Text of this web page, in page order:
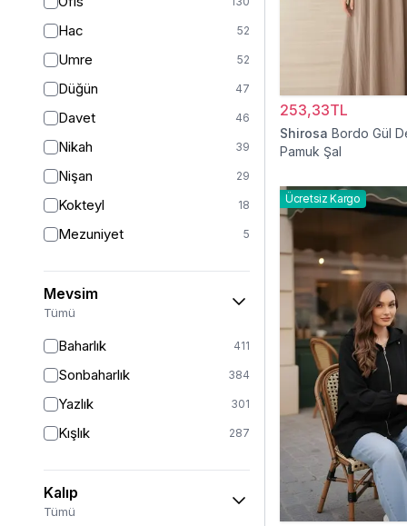
Süet
Sandy
Hac 52
Umre 52
Düğün 47
Davet 46
Nikah 39
Nişan 29
Kokteyl 18
Mezuniyet 5
Mevsim
Tümü
Baharlık 411
Sonbaharlık 384
Yazlık 301
Kışlık 287
Kalıp
Tümü
253,33TL
Shirosa Bordo Gül
Pamuk Şal
Ücretsiz Kargo